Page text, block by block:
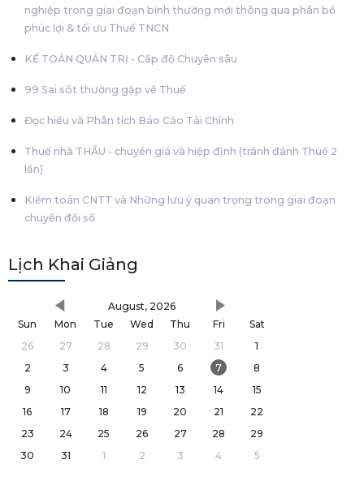
nghiệp trong giai đoạn bình thường mới thông qua phân bổ
phúc lợi & tối ưu Thuế TNCN
KẾ TOÁN QUẢN TRỊ - Cấp độ Chuyên sâu
99 Sai sót thường gặp về Thuế
Đọc hiểu và Phân tích Báo Cáo Tài Chính
Thuế nhà THẦU - chuyển giá và hiệp định (tránh đánh Thuế 2
lần)
Kiểm toán CNTT và Những lưu ý quan trọng trong giai đoạn
chuyển đổi số
Lịch Khai Giảng
August, 2026
Sun
Mon Tue Wed Thu Fri
Sat
26
27 28 29 30 31
1
2
3 4 5 6 7
8
9
10 11 12 13 14
15
16
17 18 19 20 21
22
23
24 25 26 27 28
29
30
31 1 2 3 4 5